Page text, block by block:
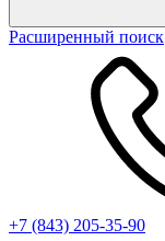
Расширенный поиск
+7 (843) 205-35-90